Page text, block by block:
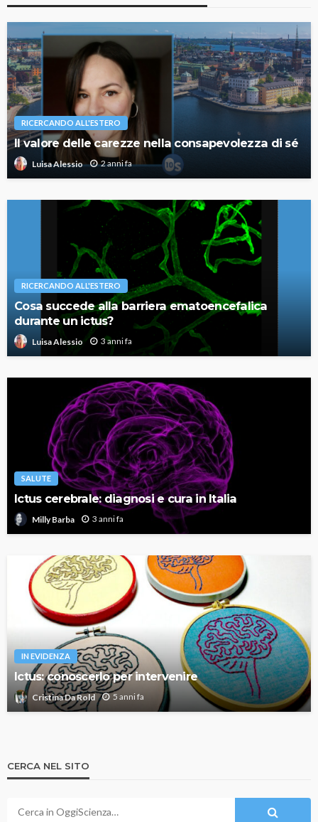
RICERCANDO ALL'ESTERO
Il valore delle carezze nella consapevolezza di sé
Luisa Alessio 2 anni fa
RICERCANDO ALL'ESTERO
Cosa succede alla barriera ematoencefalica
durante un ictus?
Luisa Alessio 3 anni fa
SALUTE
Ictus cerebrale: diagnosi e cura in Italia
Milly Barba 3 anni fa
IN EVIDENZA
Ictus: conoscerlo per intervenire
Cristina Da Rold 5 anni fa
CERCA NEL SITO